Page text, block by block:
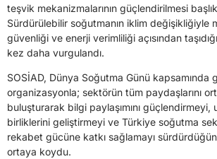
teşvik mekanizmalarının güçlendirilmesi
Sürdürülebilir soğutmanın iklim değişikliğiyle
güvenliği ve enerji verimliliği açısından
kez daha vurgulandı.
SOSİAD, Dünya Soğutma Günü
organizasyonla; sektörün tüm paydaşlarını
buluşturarak bilgi paylaşımını güçlendirmeyi,
birliklerini geliştirmeyi ve Türkiye soğutma
rekabet gücüne katkı sağlamayı
ortaya koydu.